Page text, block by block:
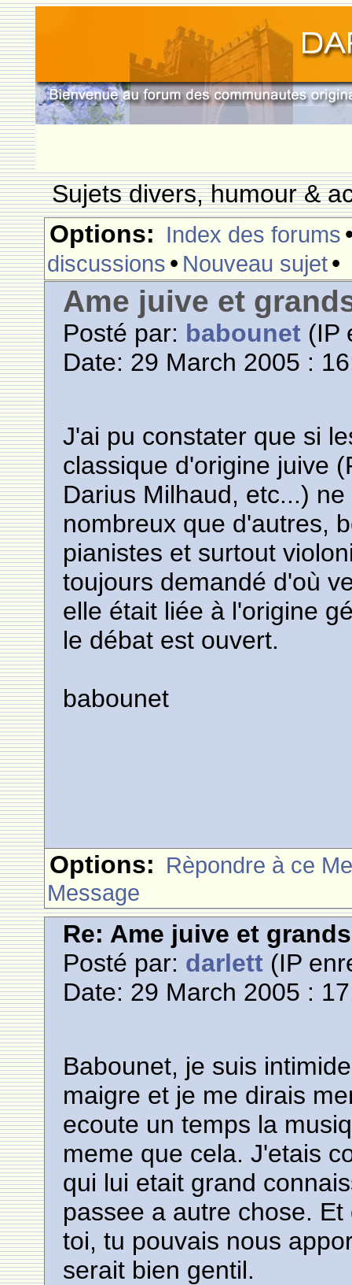
Sujets divers, humour &
Options: Index des forums
discussions • Nouveau sujet•
Ame juive et
Posté par: babounet (IP
Date: 29 March 2005 :
J'ai pu constater que si
classique d'origine juive
Darius Milhaud, etc...)
nombreux que d'autres,
pianistes et surtout
toujours demandé d'où
elle était liée à l'origine
le débat est ouvert.
babounet
Options: Rèpondre à ce
Message
Re: Ame juive et
Posté par: darlett (IP
Date: 29 March 2005 :
Babounet, je suis
maigre et je me dirais
ecoute un temps la
meme que cela. J'etais
qui lui etait grand
passee a autre chose.
toi, tu pouvais nous
serait bien gentil.